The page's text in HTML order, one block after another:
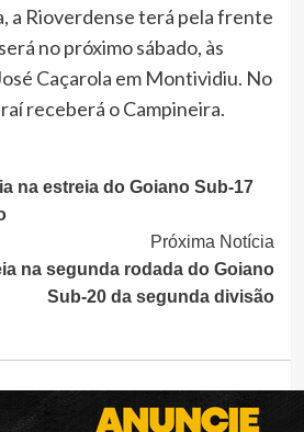
a Rioverdense terá pela frente
no próximo sábado, às
Caçarola em Montividiu. No
receberá o Campineira.
na estreia do Goiano Sub-17
Próxima Notícia
na segunda rodada do Goiano
Sub-20 da segunda divisão